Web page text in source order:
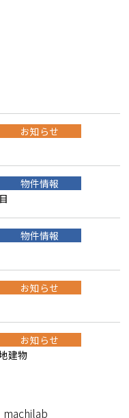
お知らせ
物件情報
物件情報
お知らせ
お知らせ
建物